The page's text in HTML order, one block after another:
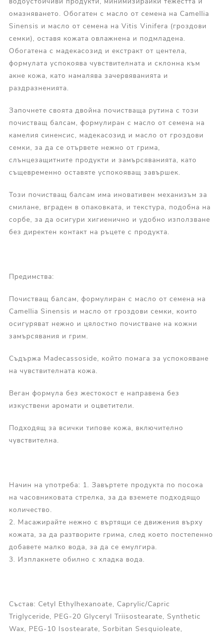
омазняването. Обогатен с масло от семена на Camellia
Sinensis и масло от семена на Vitis Vinifera (гроздови
семки), оставя кожата овлажнена и подмладена.
Обогатена с мадекасозид и екстракт от центела,
формулата успокоява чувствителната и склонна към
акне кожа, като намалява зачервяванията и
раздразненията.
Започнете своята двойна почистваща рутина с този
почистващ балсам, формулиран с масло от семена на
камелия синенсис, мадекасозид и масло от гроздови
семки, за да се отървете нежно от грима,
слънцезащитните продукти и замърсяванията, като
същевременно оставяте успокояващ завършек.
Този почистващ балсам има иновативен механизъм за
смилане, вграден в опаковката, и текстура, подобна на
сорбе, за да осигури хигиенично и удобно използване
без директен контакт на ръцете с продукта.
Предимства:
Почистващ балсам, формулиран с масло от семена на
Camellia Sinensis и масло от гроздови семки, които
осигуряват нежно и цялостно почистване на кожни
замърсявания и грим.
Съдържа Madecassoside, който помага за успокояване
на чувствителната кожа.
Веган формула без жестокост е направена без
изкуствени аромати и оцветители.
Подходящ за всички типове кожа, включително
чувствителна.
Начин на употреба: 1. Завъртете продукта по посока
на часовниковата стрелка, за да вземете подходящо
количество.
2. Масажирайте нежно с въртящи се движения върху
кожата, за да разтворите грима, след което постепенно
добавете малко вода, за да се емулгира.
3. Изплакнете обилно с хладка вода.
Състав: Cetyl Ethylhexanoate, Caprylic/Capric
Triglyceride, PEG-20 Glyceryl Triisostearate, Synthetic
Wax, PEG-10 Isostearate, Sorbitan Sesquioleate,